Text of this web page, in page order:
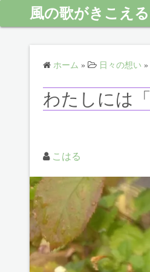
風の歌がきこえ
ホーム » 日々の想い »
わたしには
こはる